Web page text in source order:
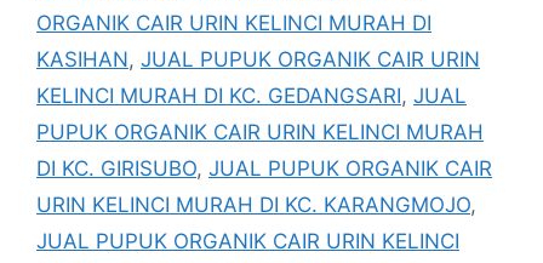
ORGANIK CAIR URIN KELINCI MURAH DI
KASIHAN, JUAL PUPUK ORGANIK CAIR URIN
KELINCI MURAH DI KC. GEDANGSARI, JUAL
PUPUK ORGANIK CAIR URIN KELINCI MURAH
DI KC. GIRISUBO, JUAL PUPUK ORGANIK CAIR
URIN KELINCI MURAH DI KC. KARANGMOJO,
JUAL PUPUK ORGANIK CAIR URIN KELINCI